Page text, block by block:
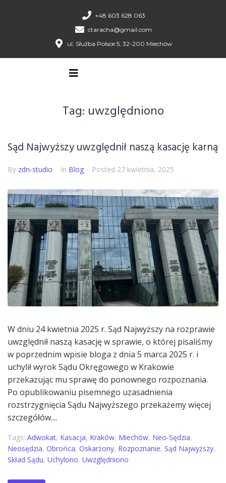
+48 603 628 063
ctaracha@gmail.com
ul. Służba Polsce 5, 32-200 Miechów
Tag: uwzględniono
Sąd Najwyższy uwzględnił naszą kasację karną
By zdn-studio In Blog Posted 27 kwietnia, 2025
W dniu 24 kwietnia 2025 r. Sąd Najwyższy na rozprawie
uwzględnił naszą kasację w sprawie, o której pisaliśmy
w poprzednim wpisie bloga z dnia 5 marca 2025 r. i
uchylił wyrok Sądu Okręgowego w Krakowie
przekazując mu sprawę do ponownego rozpoznania.
Po opublikowaniu pisemnego uzasadnienia
rozstrzygnięcia Sądu Najwyższego przekażemy więcej
szczegółów....
Tags: Adwokat, Kasacja, Kraków, Miechów, Neo-Sędzia,
Neosędzia, Obrońca, Oskarżony, Rozpoznanie, Sąd Najwyższy,
Skład Sądu, Uchylono, Uwzględniono